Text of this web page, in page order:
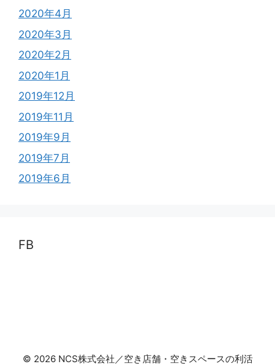
2020年4月
2020年3月
2020年2月
2020年1月
2019年12月
2019年11月
2019年9月
2019年7月
2019年6月
FB
© 2026 NCS株式会社／空き店舗・空きスペースの利活